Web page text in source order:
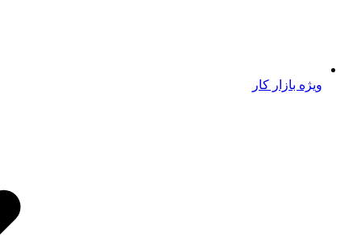
ویژه بازار کار